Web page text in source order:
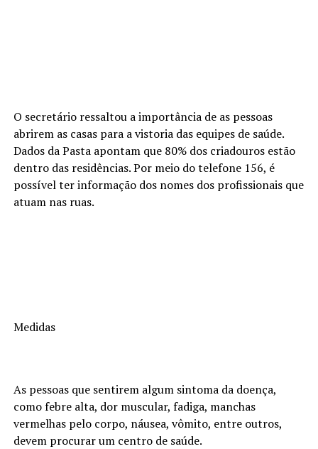
O secretário ressaltou a importância de as pessoas
abrirem as casas para a vistoria das equipes de saúde.
Dados da Pasta apontam que 80% dos criadouros estão
dentro das residências. Por meio do telefone 156, é
possível ter informação dos nomes dos profissionais que
atuam nas ruas.
Medidas
As pessoas que sentirem algum sintoma da doença,
como febre alta, dor muscular, fadiga, manchas
vermelhas pelo corpo, náusea, vômito, entre outros,
devem procurar um centro de saúde.